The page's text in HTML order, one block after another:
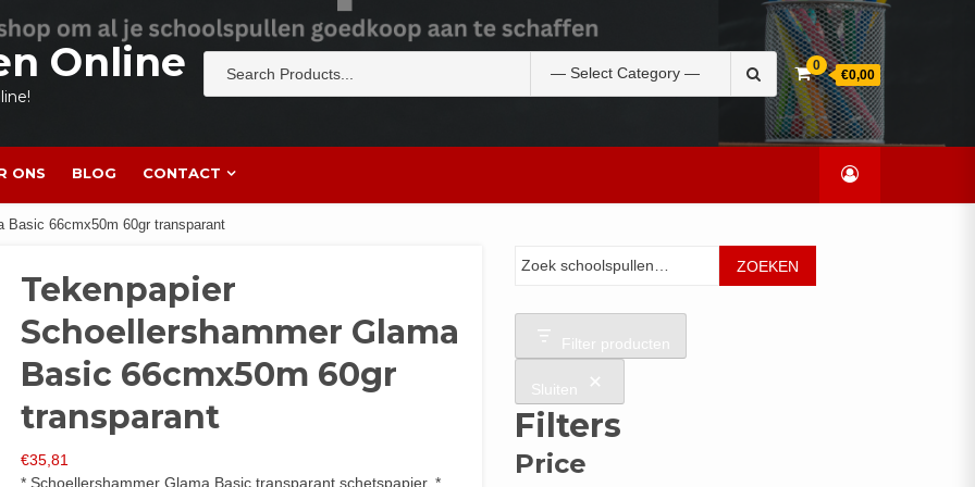
Online
naar:
0
€0,00
ONS BLOG CONTACT
Basic 66cmx50m 60gr transparant
Tekenpapier
Schoellershammer Glama
Basic 66cmx50m 60gr
transparant
€35,81
* Schoellershammer Glama Basic transparant schetspapier. *
ZOEKEN
Filter producten
Sluiten
Filters
Price